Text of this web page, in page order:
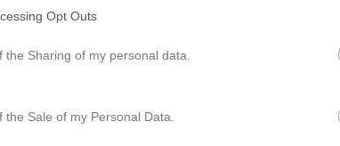
Opt Outs
the Sharing of my personal data.
Sale of my Personal Data.
Klubbnyheter
Innan terminen drar igång så blir det brännboll och grillning, vi sammlas på onsdag 12/8 vid Storan 18:00. Frågor eller matpreferenser? Mejla: styrelsen@gfidrottjudoklubb.se /tränarna